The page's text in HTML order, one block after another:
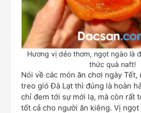
Hương vị dẻo thơm, ngọt ngào là
thức quà naft!
Nói về các món ăn chơi ngày Tết,
treo gió Đà Lạt thì đúng là hoàn
chỉ đem tới sự mới lạ, mà còn rất
tốt cả cho người ăn kiêng. Vị